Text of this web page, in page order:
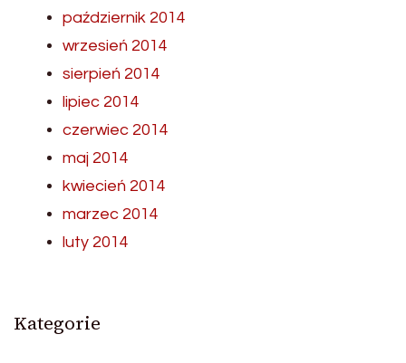
październik 2014
wrzesień 2014
sierpień 2014
lipiec 2014
czerwiec 2014
maj 2014
kwiecień 2014
marzec 2014
luty 2014
Kategorie